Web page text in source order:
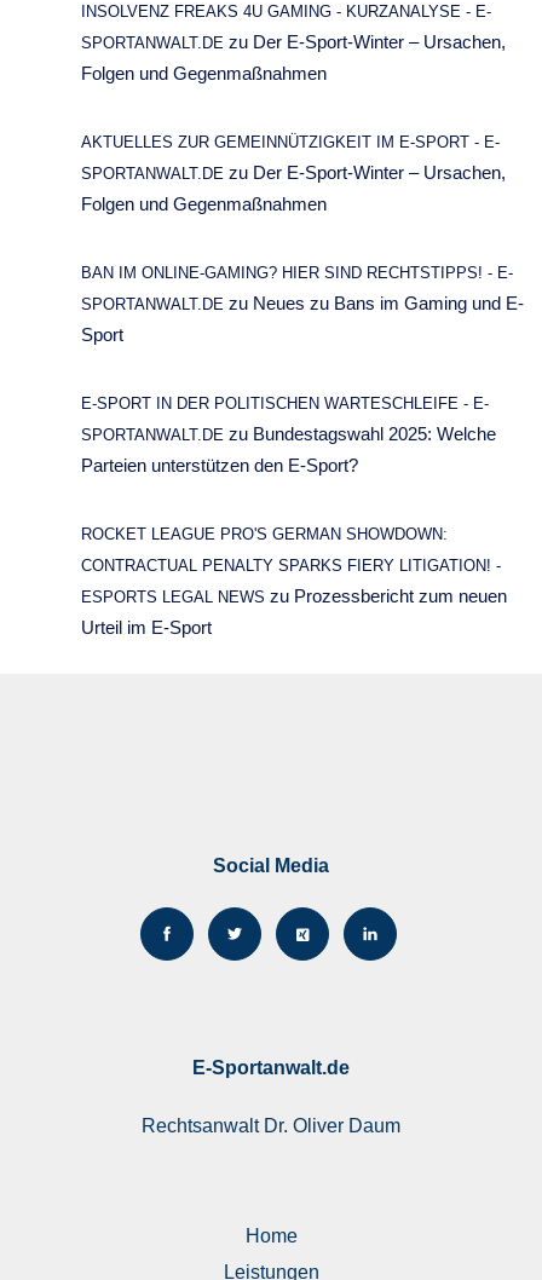
INSOLVENZ FREAKS 4U GAMING - KURZANALYSE - E-
SPORTANWALT.DE zu Der E-Sport-Winter – Ursachen,
Folgen und Gegenmaßnahmen
AKTUELLES ZUR GEMEINNÜTZIGKEIT IM E-SPORT - E-
SPORTANWALT.DE zu Der E-Sport-Winter – Ursachen,
Folgen und Gegenmaßnahmen
BAN IM ONLINE-GAMING? HIER SIND RECHTSTIPPS! - E-
SPORTANWALT.DE zu Neues zu Bans im Gaming und E-
Sport
E-SPORT IN DER POLITISCHEN WARTESCHLEIFE - E-
SPORTANWALT.DE zu Bundestagswahl 2025: Welche
Parteien unterstützen den E-Sport?
ROCKET LEAGUE PRO'S GERMAN SHOWDOWN:
CONTRACTUAL PENALTY SPARKS FIERY LITIGATION! -
ESPORTS LEGAL NEWS zu Prozessbericht zum neuen
Urteil im E-Sport
Social Media
E-Sportanwalt.de
RechtsanwaltDr. Oliver Daum
Home
Leistungen